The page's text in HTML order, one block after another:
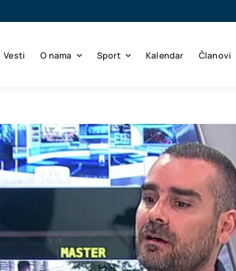
Vesti O nama Sport Kalendar Članovi